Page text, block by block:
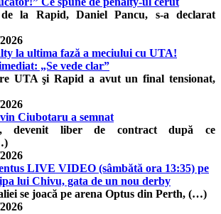
la Rapid, Daniel Pancu, s-a declarat
la ultima fază a meciului cu UTA!
„Se vede clar”
UTA şi Rapid a avut un final tensionat,
Ciubotaru a semnat
devenit liber de contract după ce
LIVE VIDEO (sâmbătă ora 13:35) pe
lui Chivu, gata de un nou derby
se joacă pe arena Optus din Perth, (…)